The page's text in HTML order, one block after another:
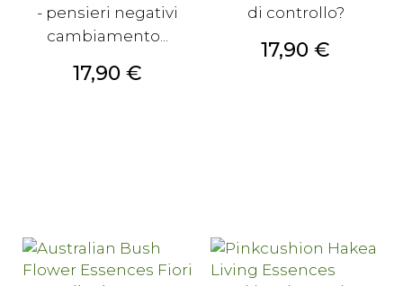
- pensieri negativi
cambiamento...
Prezzo
17,90 €
di controllo?
Prezzo
17,90 €